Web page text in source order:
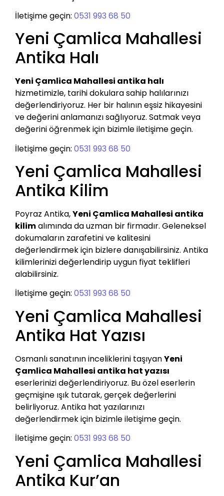
İletişime geçin: 0531 993 68 50
Yeni Çamlica Mahallesi
Antika Halı
Yeni Çamlica Mahallesi antika halı
hizmetimizle, tarihi dokulara sahip halılarınızı
değerlendiriyoruz. Her bir halının eşsiz hikayesini
ve değerini anlamanızı sağlıyoruz. Satmak veya
değerini öğrenmek için bizimle iletişime geçin.
İletişime geçin: 0531 993 68 50
Yeni Çamlica Mahallesi
Antika Kilim
Poyraz Antika,Yeni Çamlica Mahallesi antika
kilimalımında da uzman bir firmadır. Geleneksel
dokumaların zarafetini ve kalitesini
değerlendirmek için bizlere danışabilirsiniz. Antika
kilimlerinizi değerlendirip uygun fiyat teklifleri
alabilirsiniz.
İletişime geçin: 0531 993 68 50
Yeni Çamlica Mahallesi
Antika Hat Yazısı
Osmanlı sanatının inceliklerini taşıyanYeni
Çamlica Mahallesi antika hat yazısı
eserlerinizi değerlendiriyoruz. Bu özel eserlerin
geçmişine ışık tutarak, gerçek değerlerini
belirliyoruz. Antika hat yazılarınızı
değerlendirmek için bizimle iletişime geçin.
İletişime geçin: 0531 993 68 50
Yeni Çamlica Mahallesi
Antika Kur’an